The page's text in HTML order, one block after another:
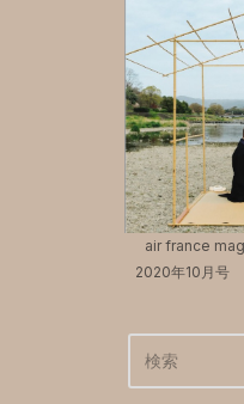
air france
2020年10月号